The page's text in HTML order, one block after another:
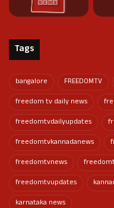
Tags
bangalore FREEDOMTV
freedom tv daily news
freedomtvdailyupdates
freedomtvkannadanews
freedomtvnews
freedomtvupdates
karnataka news